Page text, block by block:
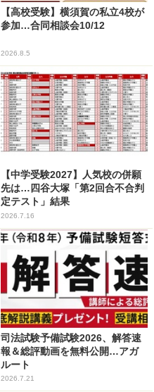
【高校受験】横須賀の私立4校が
参加…合同相談会10/12
2026.8.5
【中学受験2027】人気校の併願
先は…四谷大塚「第2回合不合判
定テスト」結果
2026.7.16
司法試験予備試験2026、解答速
報＆総評動画を無料公開…アガ
ルート
2026.7.21